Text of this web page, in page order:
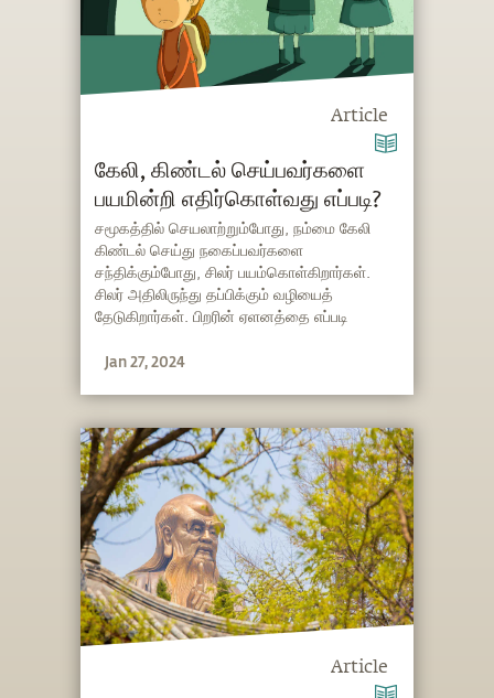
Article
கேலி, கிண்டல் செய்பவர்களை
பயமின்றி எதிர்கொள்வது எப்படி?
சமூகத்தில் செயலாற்றும்போது, நம்மை கேலி
கிண்டல் செய்து நகைப்பவர்களை
சந்திக்கும்போது, சிலர் பயம்கொள்கிறார்கள்.
சிலர் அதிலிருந்து தப்பிக்கும் வழியைத்
தேடுகிறார்கள். பிறரின் ஏளனத்தை எப்படி
நினைப்பார்களோ என்ற பயத்தை எப்படிப்
Jan 27, 2024
Article